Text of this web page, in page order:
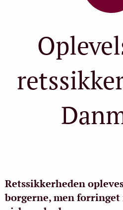
Retssikkerheden
borgerne, men